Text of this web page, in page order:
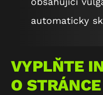
automaticky
VYPLŇTE
O STRÁNCE